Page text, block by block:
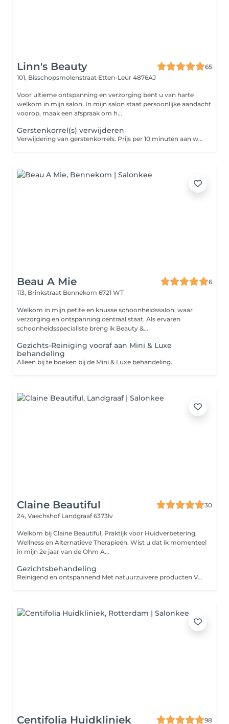
Linn's Beauty
65
101, Bisschopsmolenstraat Etten-Leur 4876AJ
Voor ultieme ontspanning en verzorging bent u van harte
welkom in mijn salon. In mijn salon staat persoonlijke aandacht
voorop, maak een afspraak om h...
Gerstenkorrel(s) verwijderen
Verwijdering van gerstenkorrels. Prijs per 10 minuten aan werkzaamheden.
Beau A Mie
6
113, Brinkstraat Bennekom 6721 WT
Welkom in mijn petite en knusse schoonheidssalon, waar
verzorging en ontspanning centraal staat. Als ervaren
schoonheidsspecialiste breng ik Beauty &...
Gezichts-Reiniging vooraf aan Mini & Luxe
behandeling
Alleen bij te boeken bij de Mini & Luxe behandeling.
Claine Beautiful
30
24, Vaechshof Landgraaf 6373lv
Welkom bij Claine Beautiful, Praktijk voor Huidverbetering,
Wellness en Alternatieve Therapieën. Wist u dat ik momenteel
in mijn 2e jaar van de Ohm A...
Gezichtsbehandeling
Reinigend en ontspannend Met natuurzuivere producten Vanaf 12 jaar
Centifolia Huidkliniek 98